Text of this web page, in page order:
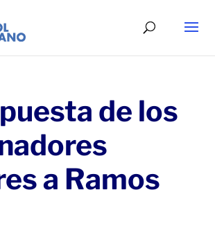
de los
a Ramos